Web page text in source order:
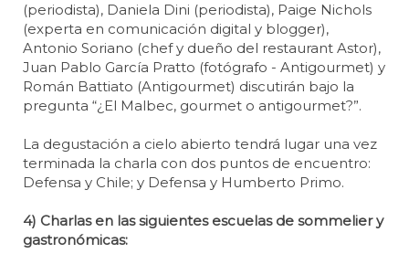
(periodista), Daniela Dini (periodista), Paige Nichols
(experta en comunicación digital y blogger),
Antonio Soriano (chef y dueño del restaurant Astor),
Juan Pablo García Pratto (fotógrafo - Antigourmet) y
Román Battiato (Antigourmet) discutirán bajo la
pregunta “¿El Malbec, gourmet o antigourmet?”.
La degustación a cielo abierto tendrá lugar una vez
terminada la charla con dos puntos de encuentro:
Defensa y Chile; y Defensa y Humberto Primo.
4) Charlas en las siguientes escuelas de sommelier y
gastronómicas: